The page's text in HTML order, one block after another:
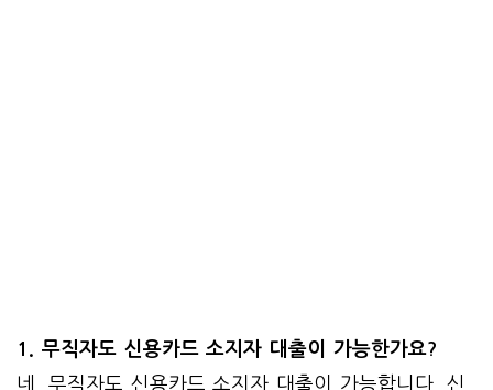
1. 무직자도 신용카드 소지자 대출이 가능한가요?
네, 무직자도 신용카드 소지자 대출이 가능합니다. 신